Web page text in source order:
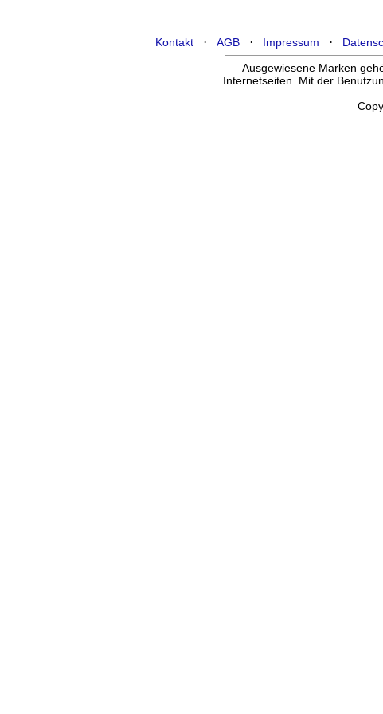
Kontakt · AGB · Impressum ·
Ausgewiesene Marken
Internetseiten. Mit der